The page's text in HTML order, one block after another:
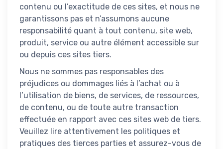
contenu ou l’exactitude de ces sites, et nous ne
garantissons pas et n’assumons aucune
responsabilité quant à tout contenu, site web,
produit, service ou autre élément accessible sur
ou depuis ces sites tiers.
Nous ne sommes pas responsables des
préjudices ou dommages liés à l’achat ou à
l’utilisation de biens, de services, de ressources,
de contenu, ou de toute autre transaction
effectuée en rapport avec ces sites web de tiers.
Veuillez lire attentivement les politiques et
pratiques des tierces parties et assurez-vous de